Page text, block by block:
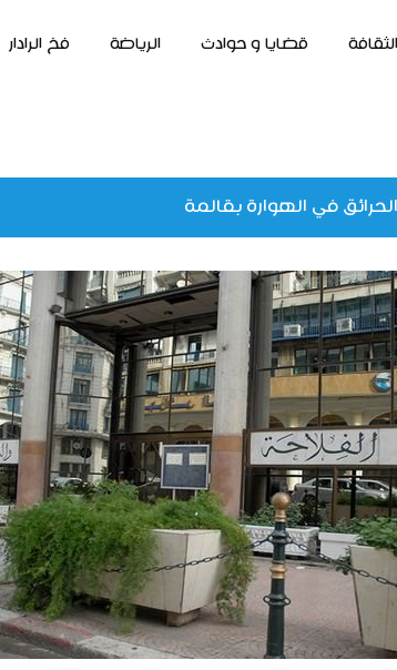
الثقافة قضايا و حوادث الرياضة فخ الرادار
في الهوارة بقالمة